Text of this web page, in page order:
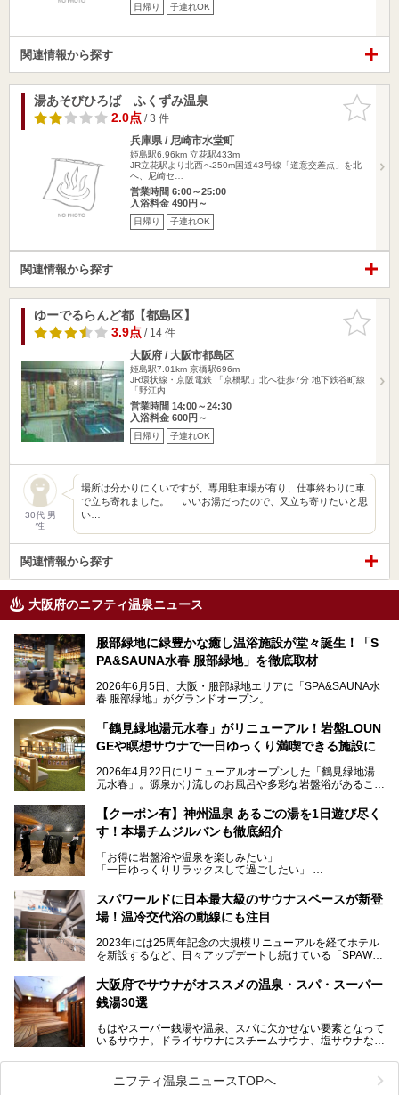
日帰り 子連れOK
関連情報から探す
お気に入
りに追加
湯あそびひろば ふくずみ温泉
2.0点/ 3 件
兵庫県 / 尼崎市水堂町
姫島駅6.96km 立花駅433m
JR立花駅より北西へ250m国道43号線「道意交差点」を北
へ、尼崎セ…
営業時間 6:00～25:00
入浴料金 490円～
日帰り 子連れOK
関連情報から探す
お気に入
りに追加
ゆーでるらんど都【都島区】
3.9点/ 14 件
大阪府 / 大阪市都島区
姫島駅7.01km 京橋駅696m
JR環状線・京阪電鉄 「京橋駅」北へ徒歩7分 地下鉄谷町線
「野江内…
営業時間 14:00～24:30
入浴料金 600円～
日帰り 子連れOK
30代 男
性
場所は分かりにくいですが、専用駐車場が有り、仕事終わりに車
で立ち寄れました。 いいお湯だったので、又立ち寄りたいと思
い…
関連情報から探す
大阪府のニフティ温泉ニュース
服部緑地に緑豊かな癒し温浴施設が堂々誕生！「S
PA&SAUNA水春 服部緑地」を徹底取材
2026年6月5日、大阪・服部緑地エリアに「SPA&SAUNA水
春 服部緑地」がグランドオープン。
当初の計画から約5年の時を経て誕生した本施設は、温泉・
サウナ・岩盤浴・フィットネス・ラウンジ・レストランなど
を融合した、これまでの“水春”のイメージをさらに進化させ
今回はオープン前の内覧会に参加し、館内のこだわりポイン
サウナー注目の3種のサウナや160cmの深水風呂、没入感の
高い岩盤浴エリア、日本最大の台数を誇る最新AIフィットネ
スマシンなど、見どころ満載の館内を詳しくご紹介します。
「鶴見緑地湯元水春」がリニューアル！岩盤LOUN
GEや瞑想サウナで一日ゆっくり満喫できる施設に
2026年4月22日にリニューアルオープンした「鶴見緑地湯
元水春」。源泉かけ流しのお風呂や多彩な岩盤浴があること
に“一日中くつろげる場所”としてパワーアップしています。
今回のリニューアルでは、新たに登場した瞑想サウナをはじ
見どころが盛りだくさん。日常の疲れを癒やしたい方はもち
ろん、休日にゆったり過ごしたい方にもぴったりの内容とな
本記事では、そんなリニューアル後の注目ポイントを詳しく
紹介します。これから「鶴見緑地湯元水春」に訪れる方や、
い。
【クーポン有】神州温泉 あるごの湯を1日遊び尽く
す！本場チムジルバンも徹底紹介
「お得に岩盤浴や温泉を楽しみたい」
「一日ゆっくりリラックスして過ごしたい」
利用できる「神州温泉 あるごの湯」です。
あるごの湯は、大阪府豊中市にある日帰り温浴施設で、阪急
チムジルバン（岩盤浴）を中心に、発汗・リラックス・漫画
タイムまで満喫できる長時間滞在型の施設なので、一日中ゆ
る迫力ある熱波パフォーマンスも毎日行われており、“とと
のう”体験をしっかり楽しめるのもポイントです。
ケやボウリングといった遊び場もあり、友人同士やカップル
で“遊び+癒し”の一日を過ごすのにもぴったり。
処にいたるまで魅力をたっぷり堪能してきたので、その全容
スパワールドに日本最大級のサウナスペースが新登
場！温冷交代浴の動線にも注目
2023年には25周年記念の大規模リニューアルを経てホテル
を新設するなど、日々アップデートし続けている「SPAWO
そんなスパワールドが2025年11月15日（土）に、新たな浴
室や日本最大級140人収容の大規模サウナを携えてリニュー
アルオープン！浴室である4F・6Fそれぞれにリニューアル
大規模リニューアルの全容を確認すべく、リニューアルプレ
オープンイベントに行ってきました！今回はそのリニューア
大阪府でサウナがオススメの温泉・スパ・スーパー
銭湯30選
もはやスーパー銭湯や温泉、スパに欠かせない要素となって
いるサウナ。ドライサウナにスチームサウナ、塩サウナな
ペース、ロウリュウなど、心ゆくまで楽しむためのサービス
が充実した施設も多くみられます。
ニフティ温泉ニュースTOPへ